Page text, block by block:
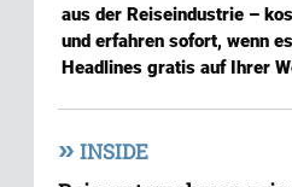
aus der Reiseindustrie –
und erfahren sofort, wenn
Headlines gratis auf Ihrer
» INSIDE